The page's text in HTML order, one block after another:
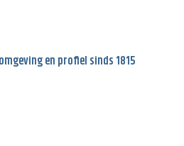
en profiel sinds 1815